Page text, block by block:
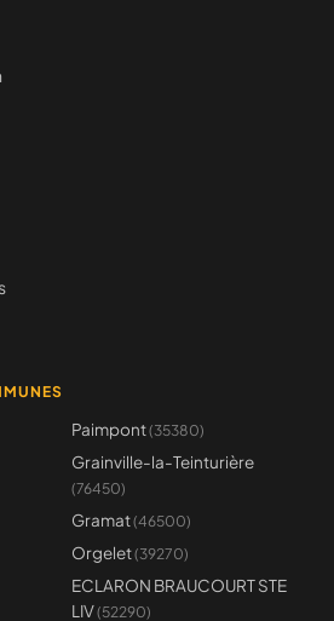
Paimpont(35380)
Grainville-la-Teinturière
(76450)
Gramat(46500)
Orgelet(39270)
ECLARON BRAUCOURT STE
LIV(52290)